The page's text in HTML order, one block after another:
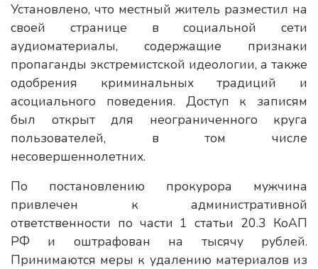
Установлено, что местный житель разместил на
своей странице в социальной сети
аудиоматериалы, содержащие признаки
пропаганды экстремистской идеологии, а также
одобрения криминальных традиций и
асоциального поведения. Доступ к записям
был открыт для неограниченного круга
пользователей, в том числе
несовершеннолетних.
По постановлению прокурора мужчина
привлечен к административной
ответственности по части 1 статьи 20.3 КоАП
РФ и оштрафован на тысячу рублей.
Принимаются меры к удалению материалов из